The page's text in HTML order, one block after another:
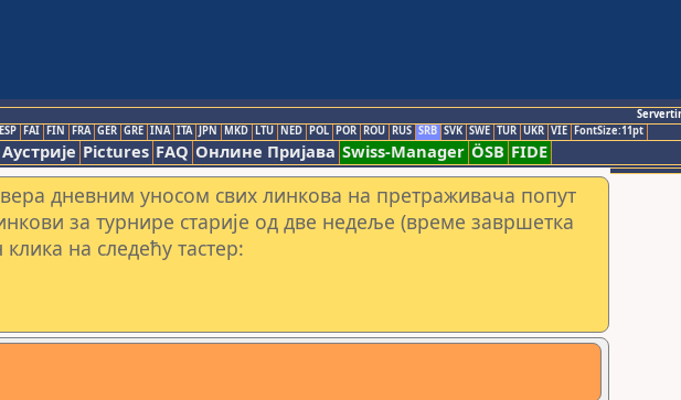
ESP FAI FIN FRA GER GRE INA ITA JPN MKD LTU NED POL POR ROU RUS SRB SVK SWE TUR UKR VIE FontSize:11pt
Pictures FAQ Онлине Пријава Swiss-Manager ÖSB FIDE
дневним уносом свих линкова на претраживача попут
за турнире старије од две недеље (време завршетка
на следећу тастер: